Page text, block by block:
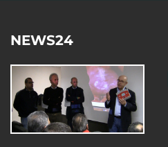
NEWS24